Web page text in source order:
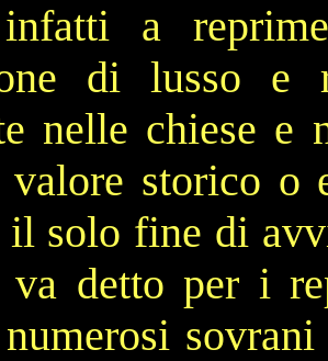
infatti a
di lusso e
nelle chiese e
storico o
il solo fine di
va detto per i